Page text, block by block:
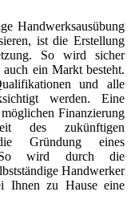
Handwerksausübung
ist die Erstellung
So wird sicher
auch ein Markt besteht.
und alle
werden. Eine
Finanzierung
des zukünftigen
Gründung eines
So wird durch die
Handwerker
Ihnen zu Hause eine